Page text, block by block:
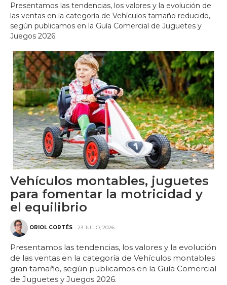
Presentamos las tendencias, los valores y la evolución de
las ventas en la categoría de Vehículos tamaño reducido,
según publicamos en la Guía Comercial de Juguetes y
Juegos 2026.
Vehículos montables, juguetes
para fomentar la motricidad y
el equilibrio
ORIOL CORTÉS - 23 JULIO, 2026
Presentamos las tendencias, los valores y la evolución
de las ventas en la categoría de Vehículos montables
gran tamaño, según publicamos en la Guía Comercial
de Juguetes y Juegos 2026.